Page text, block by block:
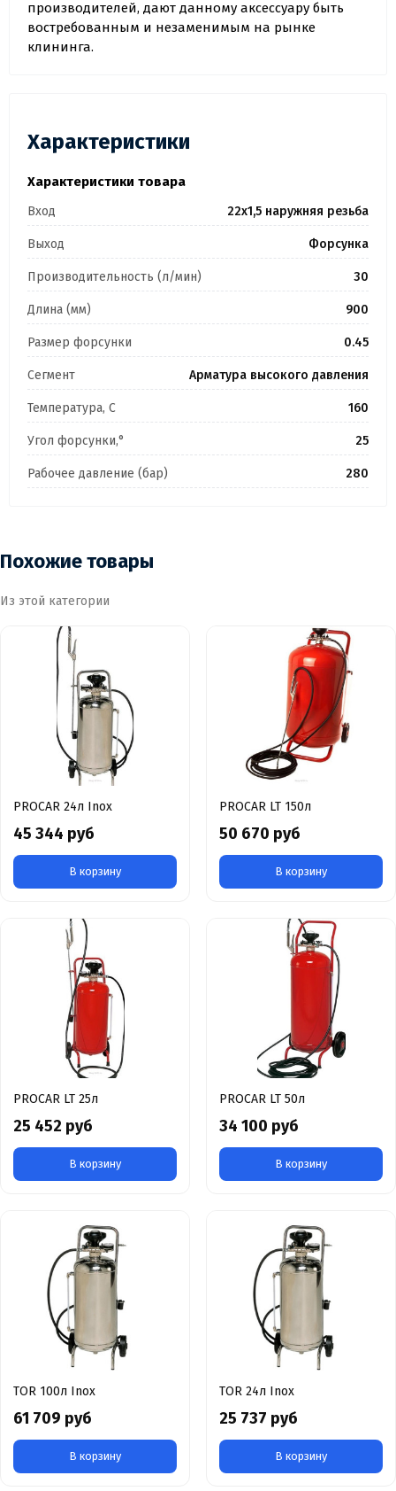
производителей, дают данному аксессуару быть
востребованным и незаменимым на рынке
клининга.
Характеристики
Характеристики товара
Вход 22х1,5 наружняя резьба
Выход Форсунка
Производительность (л/мин) 30
Длина (мм) 900
Размер форсунки 0.45
Сегмент Арматура высокого давления
Температура, C 160
Угол форсунки,° 25
Рабочее давление (бар) 280
Похожие товары
Из этой категории
PROCAR 24л Inox
45 344 руб
В корзину
PROCAR LT 150л
50 670 руб
В корзину
PROCAR LT 25л
25 452 руб
В корзину
PROCAR LT 50л
34 100 руб
В корзину
TOR 100л Inox
61 709 руб
В корзину
TOR 24л Inox
25 737 руб
В корзину